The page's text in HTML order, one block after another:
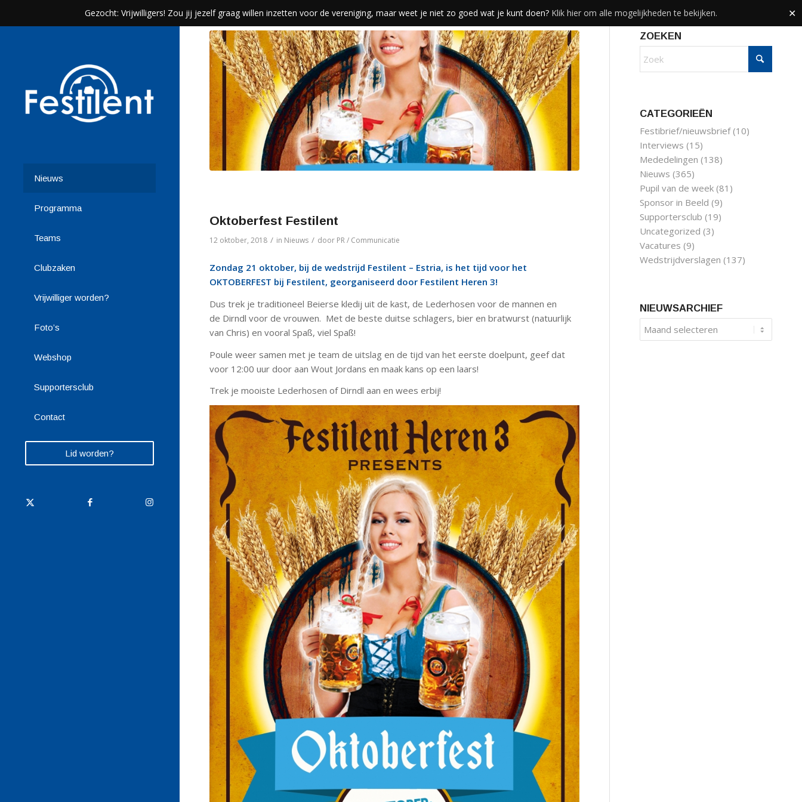
Gezocht: Vrijwilligers! Zou jij jezelf graag willen inzetten voor de vereniging, maar weet je niet zo goed wat je kunt doen? Klik hier om alle mogelijkheden te bekijken. ✕
Nieuws
Programma
Teams
Clubzaken
Vrijwilliger worden?
Foto’s
Webshop
Supportersclub
Contact
Lid worden?
Oktoberfest Festilent
12 oktober, 2018 / in Nieuws / door PR / Communicatie
Zondag 21 oktober, bij de wedstrijd Festilent – Estria, is het tijd voor het
OKTOBERFEST bij Festilent, georganiseerd door Festilent Heren 3!
Dus trek je traditioneel Beierse kledij uit de kast, de Lederhosen voor de mannen en
de Dirndl voor de vrouwen. Met de beste duitse schlagers, bier en bratwurst (natuurlijk
van Chris) en vooral Spaß, viel Spaß!
Poule weer samen met je team de uitslag en de tijd van het eerste doelpunt, geef dat
voor 12:00 uur door aan Wout Jordans en maak kans op een laars!
Trek je mooiste Lederhosen of Dirndl aan en wees erbij!
ZOEKEN
CATEGORIEËN
Festibrief/nieuwsbrief(10)
Interviews (15)
Mededelingen (138)
Nieuws (365)
Pupil van de week(81)
Sponsor in Beeld (9)
Supportersclub (19)
Uncategorized (3)
Vacatures (9)
Wedstrijdverslagen (137)
NIEUWSARCHIEF